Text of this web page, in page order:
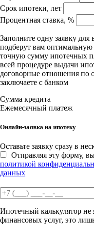
Срок ипотеки, лет
Процентная ставка, %
Заполните одну заявку
подберут вам
точную сумму ипотечных
всей процедуре выдачи
договорные отношения по
заключаете с банком
Сумма кредита
Ежемесячный платеж
Онлайн-заявка на ипотеку
Оставьте заявку сразу в
Отправляя эту форму,
политикой
данных
Ипотечный калькулятор не
финансовых услуг, это